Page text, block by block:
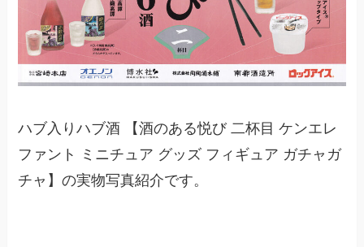
ハブ入りハブ酒 【酒のある悦び 二杯目 ケンエレ
ファント ミニチュア グッズ フィギュア ガチャガ
チャ】の実物写真紹介です。